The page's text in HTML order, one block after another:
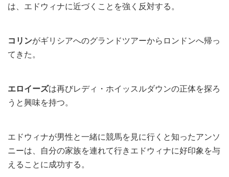
は、エドウィナに近づくことを強く反対する。
コリンがギリシアへのグランドツアーからロンドンへ帰っ
てきた。
エロイーズは再びレディ・ホイッスルダウンの正体を探ろ
うと興味を持つ。
エドウィナが男性と一緒に競馬を見に行くと知ったアンソ
ニーは、自分の家族を連れて行きエドウィナに好印象を与
えることに成功する。